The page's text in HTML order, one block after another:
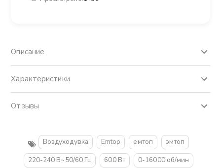
Описание
Характеристики
Отзывы
Воздуходувка Emtop емтоп
эмтоп
220-240 В~50/60 Гц
600 Вт
0-16000 об/мин